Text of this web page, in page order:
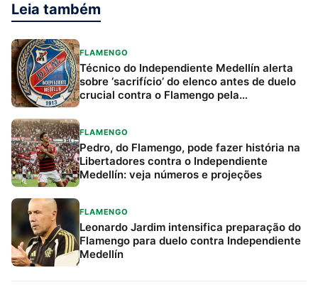
Leia também
FLAMENGO
Técnico do Independiente Medellín alerta
sobre ‘sacrifício’ do elenco antes de duelo
crucial contra o Flamengo pela
FLAMENGO
Pedro, do Flamengo, pode fazer história na
Libertadores contra o Independiente
Medellín: veja números e projeções
FLAMENGO
Leonardo Jardim intensifica preparação do
Flamengo para duelo contra Independiente
Medellín